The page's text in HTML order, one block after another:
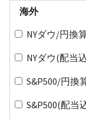
海外
NYダウ/円換
NYダウ(配当
S&P500/円換
S&P500(配当